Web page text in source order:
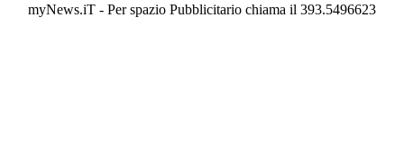
myNews.iT - Per spazio Pubblicitario chiama il 393.5496623